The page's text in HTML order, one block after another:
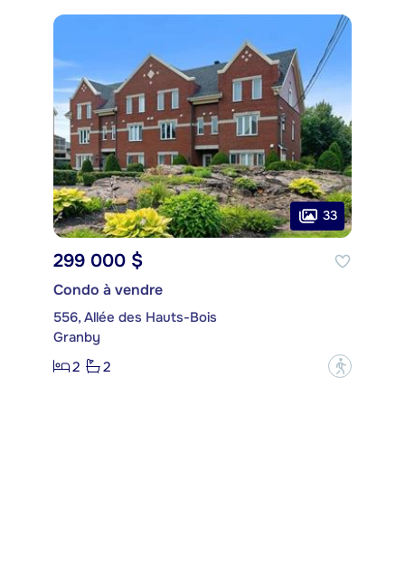
33
299 000 $
Condo à vendre
556, Allée des Hauts-Bois
Granby
2
2 ?